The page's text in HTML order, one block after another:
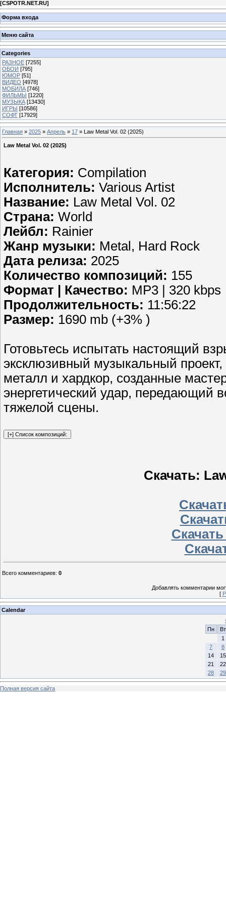
[CSPOTR.NET.RU]
Форма входа
Меню сайта
Categories
РАЗНОЕ [7255]
ОБОИ [795]
ЮМОР [51]
ВИДЕО [4978]
МОБИЛА [746]
ФИЛЬМЫ [1220]
МУЗЫКА [13430]
ИГРЫ [10586]
СОФТ [17929]
Главная » 2025 » Апрель » 17 » Law Metal Vol. 02 (2025)
Law Metal Vol. 02 (2025)
Категория: Compilation
Исполнитель: Various Artist
Название: Law Metal Vol. 02
Страна: World
Лейбл: Rainier
Жанр музыки: Metal, Hard Rock
Дата релиза: 2025
Количество композиций: 155
Формат | Качество: MP3 | 320 kbps
Продолжительность: 11:56:22
Размер: 1690 mb (+3% )
Готовьтесь испытать настоящий
эксклюзивный музыкальный
металл и хардкор, созданные
энергетический удар, передающий
тяжелой сцены.
Скачать:
Всего комментариев: 0
Добавлять комментарии
[
Calendar
Пн
Вт
1
7
8
14
15
21
22
28
29
Полная версия сайта